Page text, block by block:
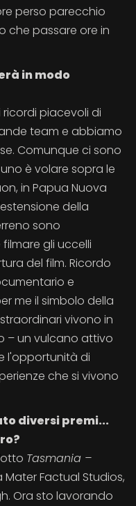
perso parecchio
che passare ore in
in modo
piacevoli di
team e abbiamo
Comunque ci sono
è volare sopra le
in Papua Nuova
della
sono
gli uccelli
del film. Ricordo
e
me il simbolo della
vivono in
– un vulcano attivo
l'opportunità di
che si vivono
diversi premi...
Tasmania –
Mater Factual Studios,
Ora sto lavorando